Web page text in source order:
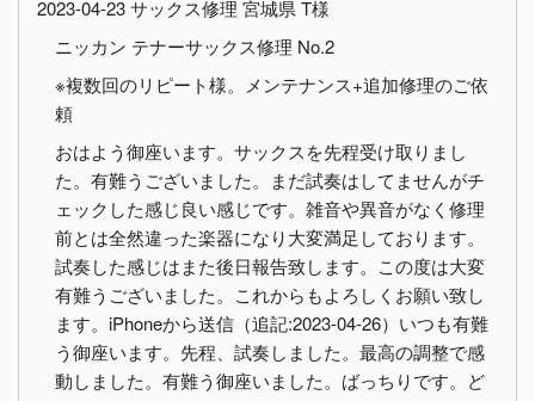
2023-04-23 サックス修理 宮城県 T様
ニッカン テナーサックス修理 No.2
※複数回のリピート様。メンテナンス+追加修理のご依
頼
おはよう御座います。サックスを先程受け取りまし
た。有難うございました。まだ試奏はしてませんがチ
ェックした感じ良い感じです。雑音や異音がなく修理
前とは全然違った楽器になり大変満足しております。
試奏した感じはまた後日報告致します。この度は大変
有難うございました。これからもよろしくお願い致し
ます。iPhoneから送信（追記:2023-04-26）いつも有難
う御座います。先程、試奏しました。最高の調整で感
動しました。有難う御座いました。ばっちりです。ど